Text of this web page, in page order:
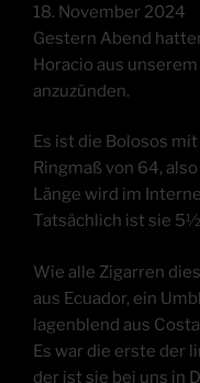
18. Novem­ber 2024
Ges­tern Abend
Hora­cio aus
anzuzünden.
Es ist die Bolo­sos
Ring­maß von 64,
Län­ge wird im
Tat­säch­lich ist sie
Wie alle Zigar­ren
aus Ecua­dor, ein
la­gen­blend aus
Es war die ers­te der
der ist sie bei uns in